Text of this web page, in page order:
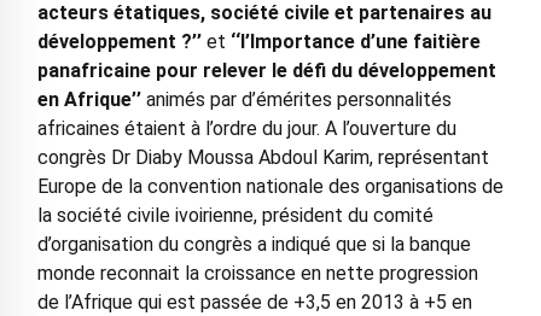
acteurs étatiques, société civile et partenaires au
développement ?’’et ‘‘l’Importance d’une faitière
panafricaine pour relever le défi du développement
en Afrique’’animés par d’émérites personnalités
africaines étaient à l’ordre du jour. A l’ouverture du
congrès Dr Diaby Moussa Abdoul Karim, représentant
Europe de la convention nationale des organisations de
la société civile ivoirienne, président du comité
d’organisation du congrès a indiqué que si la banque
monde reconnait la croissance en nette progression
de l’Afrique qui est passée de +3,5 en 2013 à +5 en